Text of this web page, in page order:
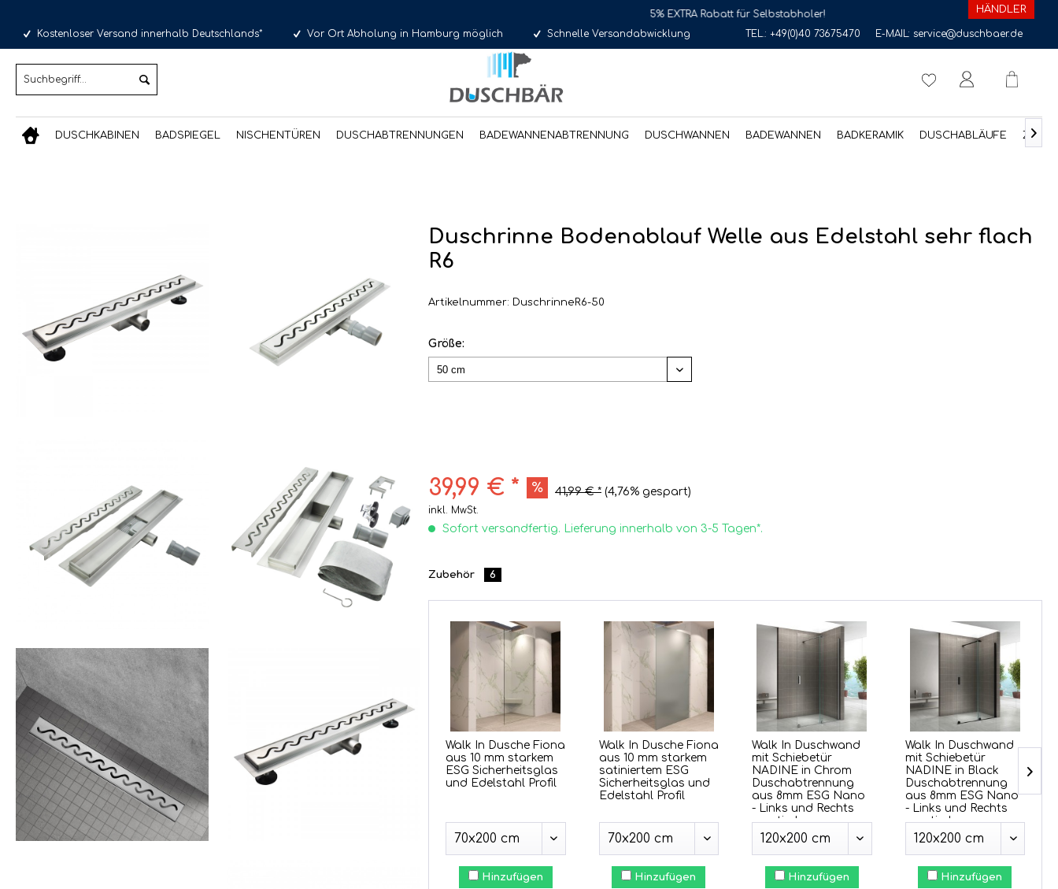
5% EXTRA Rabatt für Selbstabholer!
Kostenloser Versand innerhalb Deutschlands*
Vor Ort Abholung in Hamburg möglich Schnelle Versandabwicklung TEL.: +49(0)40 73675470 E-MAIL: service@duschbaer.de
DUSCHKABINEN BADSPIEGEL NISCHENTÜREN DUSCHABTRENNUNGEN BADEWANNENABTRENNUNG DUSCHWANNEN BADEWANNEN BADKERAMIK DUSCHABLÄUFE 
Duschrinne Bodenablauf Welle aus Edelstahl sehr flach
R6
Artikelnummer: DuschrinneR6-50
Größe:
39,99 € * 41,99 € * (4,76% gespart)
inkl. MwSt.
Sofort versandfertig. Lieferung innerhalb von 3-5 Tagen*.
Zubehör 6
Walk In Dusche Fiona
aus 10 mm starkem
ESG Sicherheitsglas
und Edelstahl Profil
Hinzufügen
Walk In Dusche Fiona
aus 10 mm starkem
satiniertem ESG
Sicherheitsglas und
Edelstahl Profil
Hinzufügen
Walk In Duschwand
mit Schiebetür
NADINE in Chrom
Duschabtrennung
aus 8mm ESG Nano
- Links und Rechts
montierbar
Hinzufügen
Walk In Duschwand
mit Schiebetür
NADINE in Black
Duschabtrennung
aus 8mm ESG Nano
- Links und Rechts
montierbar
Hinzufügen
HÄNDLER